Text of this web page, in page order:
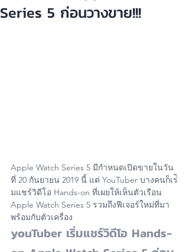
Series 5 ก่อนวางขาย!!!
Apple Watch Series 5 มีกำหนดเปิดขายในวัน
ที่ 20 กันยายน 2019 นี้ แต่ YouTuber บางคนก็เร่ิ
มแชร์วิดีโอ Hands-on ที่เผยให้เห็นตัวเรือน
Apple Watch Series 5 รวมถึงฟีเจอร์ใหม่ที่มา
พร้อมกับตัวเครื่อง
youTuber เริ่มแชร์วิดีโอ Hands-